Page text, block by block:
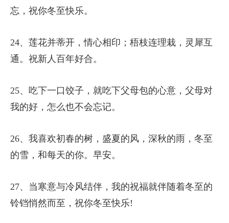
忘，祝你冬至快乐。
24、莲花并蒂开，情心相印；梧枝连理栽，灵犀互
通。祝新人百年好合。
25、吃下一口饺子，就吃下父母包的心意，父母对
我的好，怎么也不会忘记。
26、我喜欢初春的树，盛夏的风，深秋的雨，冬至
的雪，和每天的你。早安。
27、当寒意与冷风结伴，我的祝福就伴随着冬至的
铃铛悄然而至，祝你冬至快乐!